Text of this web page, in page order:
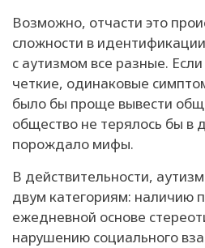
Возможно, отчасти это
сложности в
с аутизмом все разные.
четкие, одинаковые
было бы проще вывести
общество не терялось бы в
порождало мифы.
В действительности,
двум категориям: наличию
ежедневной основе
нарушению социального